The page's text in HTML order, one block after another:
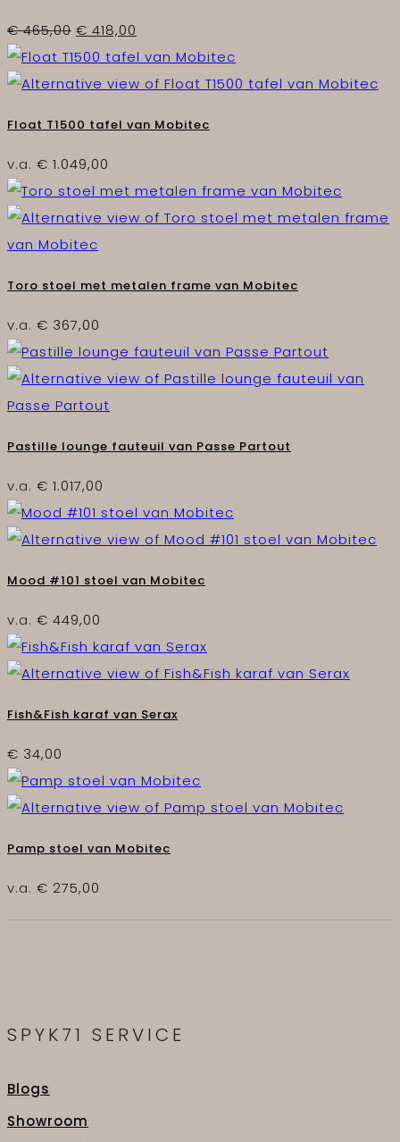
€465,00 Oorspronkelijke
prijs
was:
€ 418,00
prijs
is:
Float T1500 tafel van Mobitec
v.a. € 1.049,00
Toro stoel met metalen frame van Mobitec
v.a. € 367,00
Pastille lounge fauteuil van Passe Partout
v.a. € 1.017,00
Mood #101 stoel van Mobitec
v.a. € 449,00
Fish&Fish karaf van Serax
€ 34,00
Pamp stoel van Mobitec
v.a. € 275,00
SPYK71 SERVICE
Blogs
Showroom